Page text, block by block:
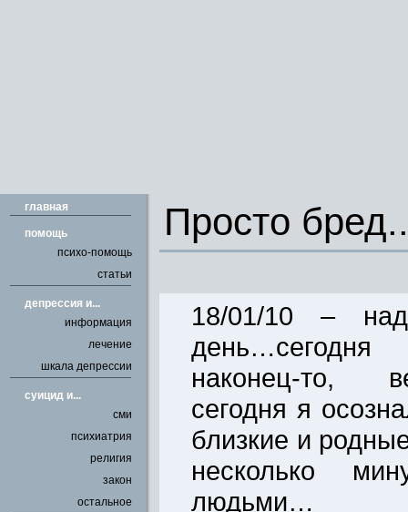
главная
помощь
психо-помощь
статьи
депрессия и...
информация
лечение
шкала депрессии
cуицид и...
сми
психиатрия
религия
закон
остальное
Просто
18/01/10 –
наконец-то,
сегодня я
близкие и
несколько
людьми…